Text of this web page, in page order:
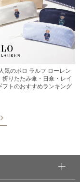
気のポロ ラルフ ローレン
折りたたみ傘・日傘・レイ
フトのおすすめランキング